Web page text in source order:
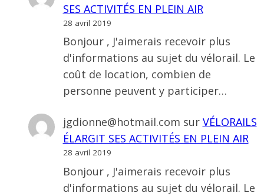
SES ACTIVITÉS EN PLEIN AIR
28 avril 2019
Bonjour , J'aimerais recevoir plus
d'informations au sujet du vélorail. Le
coût de location, combien de
personne peuvent y participer…
jgdionne@hotmail.com sur VÉLORAILS
ÉLARGIT SES ACTIVITÉS EN PLEIN AIR
28 avril 2019
Bonjour , J'aimerais recevoir plus
d'informations au sujet du vélorail. Le